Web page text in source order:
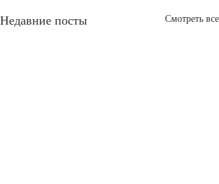
Недавние посты Смотреть все